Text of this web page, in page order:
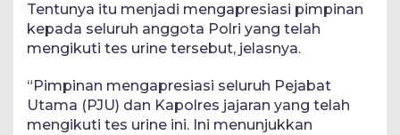
Tentunya itu menjadi mengapresiasi pimpinan
kepada seluruh anggota Polri yang telah
mengikuti tes urine tersebut, jelasnya.
“Pimpinan mengapresiasi seluruh Pejabat
Utama (PJU) dan Kapolres jajaran yang telah
mengikuti tes urine ini. Ini menunjukkan